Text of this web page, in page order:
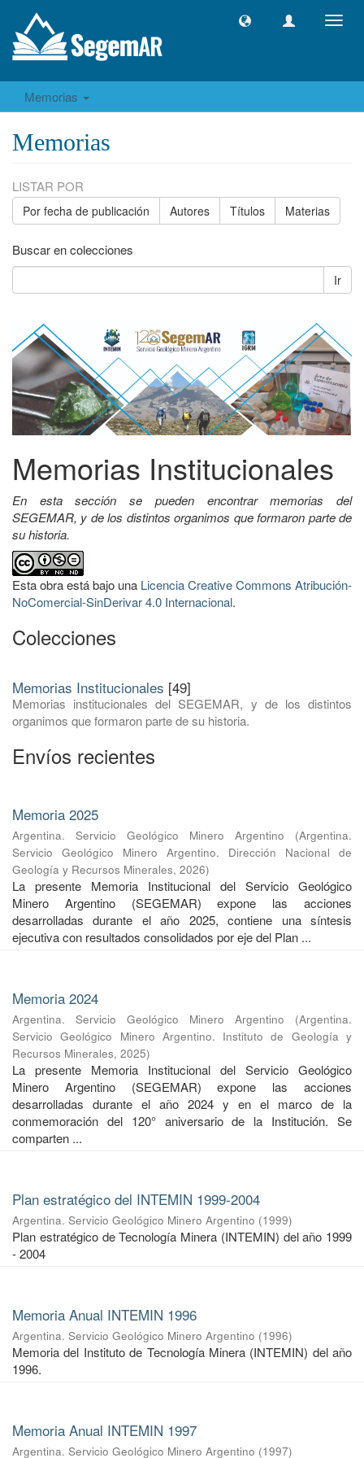
Memorias
Memorias
LISTAR POR
Por fecha de publicación Autores Títulos Materias
Buscar en colecciones
Ir
Memorias Institucionales
En esta sección se pueden encontrar memorias del
SEGEMAR, y de los distintos organimos que formaron parte de
su historia.
Esta obra está bajo una Licencia Creative Commons Atribución-
NoComercial-SinDerivar 4.0 Internacional.
Colecciones
Memorias Institucionales [49]
Memorias institucionales del SEGEMAR, y de los distintos
organimos que formaron parte de su historia.
Envíos recientes
Memoria 2025
Argentina. Servicio Geológico Minero Argentino (Argentina.
Servicio Geológico Minero Argentino. Dirección Nacional de
Geología y Recursos Minerales, 2026)
La presente Memoria Institucional del Servicio Geológico
Minero Argentino (SEGEMAR) expone las acciones
desarrolladas durante el año 2025, contiene una síntesis
ejecutiva con resultados consolidados por eje del Plan ...
Memoria 2024
Argentina. Servicio Geológico Minero Argentino (Argentina.
Servicio Geológico Minero Argentino. Instituto de Geología y
Recursos Minerales, 2025)
La presente Memoria Institucional del Servicio Geológico
Minero Argentino (SEGEMAR) expone las acciones
desarrolladas durante el año 2024 y en el marco de la
conmemoración del 120° aniversario de la Institución. Se
comparten ...
Plan estratégico del INTEMIN 1999-2004
Argentina. Servicio Geológico Minero Argentino (1999)
Plan estratégico de Tecnología Minera (INTEMIN) del año 1999
- 2004
Memoria Anual INTEMIN 1996
Argentina. Servicio Geológico Minero Argentino (1996)
Memoria del Instituto de Tecnología Minera (INTEMIN) del año
1996.
Memoria Anual INTEMIN 1997
Argentina. Servicio Geológico Minero Argentino (1997)